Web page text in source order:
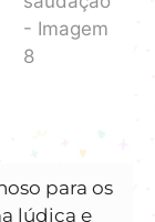
para os
lúdica e